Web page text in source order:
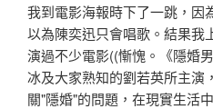
我到電影海報時下了一跳，因
以為陳奕迅只會唱歌。結果我
演過不少電影((慚愧。《隱婚
冰及大家熟知的劉若英所主演
關"隱婚"的問題，在現實生活